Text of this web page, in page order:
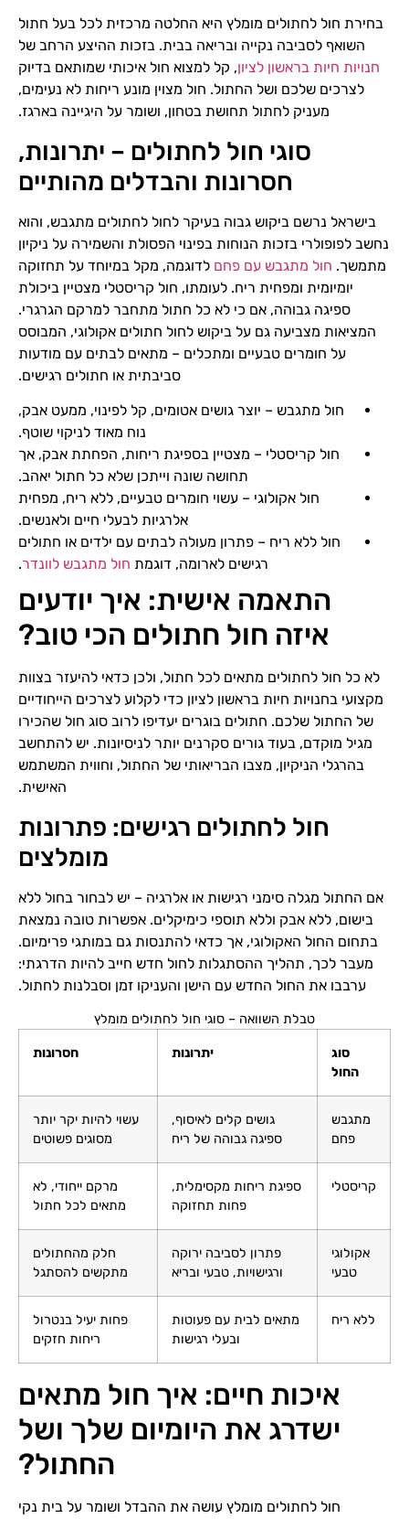
בחירת חול לחתולים מומלץ היא החלטה מרכזית לכל בעל חתול
השואף לסביבה נקייה ובריאה בבית. בזכות ההיצע הרחב של
חנויות חיות בראשון לציון, קל למצוא חול איכותי שמותאם בדיוק
לצרכים שלכם ושל החתול. חול מצוין מונע ריחות לא נעימים,
מעניק לחתול תחושת בטחון, ושומר על היגיינה בארגז.
סוגי חול לחתולים – יתרונות,
חסרונות והבדלים מהותיים
בישראל נרשם ביקוש גבוה בעיקר לחול לחתולים מתגבש, והוא
נחשב לפופולרי בזכות הנוחות בפינוי הפסולת והשמירה על ניקיון
מתמשך. חול מתגבש עם פחם לדוגמה, מקל במיוחד על תחזוקה
יומיומית ומפחית ריח. לעומתו, חול קריסטלי מצטיין ביכולת
ספיגה גבוהה, אם כי לא כל חתול מתחבר למרקם הגרגרי.
המציאות מצביעה גם על ביקוש לחול חתולים אקולוגי, המבוסס
על חומרים טבעיים ומתכלים – מתאים לבתים עם מודעות
סביבתית או חתולים רגישים.
חול מתגבש – יוצר גושים אטומים, קל לפינוי, ממעט אבק,
נוח מאוד לניקוי שוטף.
חול קריסטלי – מצטיין בספיגת ריחות, הפחתת אבק, אך
תחושה שונה וייתכן שלא כל חתול יאהב.
חול אקולוגי – עשוי חומרים טבעיים, ללא ריח, מפחית
אלרגיות לבעלי חיים ולאנשים.
חול ללא ריח – פתרון מעולה לבתים עם ילדים או חתולים
רגישים לארומה, דוגמת חול מתגבש לוונדר.
התאמה אישית: איך יודעים
איזה חול חתולים הכי טוב?
לא כל חול לחתולים מתאים לכל חתול, ולכן כדאי להיעזר בצוות
מקצועי בחנויות חיות בראשון לציון כדי לקלוע לצרכים הייחודיים
של החתול שלכם. חתולים בוגרים יעדיפו לרוב סוג חול שהכירו
מגיל מוקדם, בעוד גורים סקרנים יותר לניסיונות. יש להתחשב
בהרגלי הניקיון, מצבו הבריאותי של החתול, וחווית המשתמש
האישית.
חול לחתולים רגישים: פתרונות
מומלצים
אם החתול מגלה סימני רגישות או אלרגיה – יש לבחור בחול ללא
בישום, ללא אבק וללא תוספי כימיקלים. אפשרות טובה נמצאת
בתחום החול האקולוגי, אך כדאי להתנסות גם במותגי פרימיום.
מעבר לכך, תהליך ההסתגלות לחול חדש חייב להיות הדרגתי:
ערבבו את החול החדש עם הישן והעניקו זמן וסבלנות לחתול.
טבלת השוואה – סוגי חול לחתולים מומלץ
סוג
החול
יתרונות חסרונות
מתגבש
פחם
גושים קלים לאיסוף,
ספיגה גבוהה של ריח
עשוי להיות יקר יותר
מסוגים פשוטים
קריסטלי
ספיגת ריחות מקסימלית,
פחות תחזוקה
מרקם ייחודי, לא
מתאים לכל חתול
אקולוגי
טבעי
פתרון לסביבה ירוקה
ורגישויות, טבעי ובריא
חלק מהחתולים
מתקשים להסתגל
ללא ריח
מתאים לבית עם פעוטות
ובעלי רגישות
פחות יעיל בנטרול
ריחות חזקים
איכות חיים: איך חול מתאים
ישדרג את היומיום שלך ושל
החתול?
חול לחתולים מומלץ עושה את ההבדל ושומר על בית נקי